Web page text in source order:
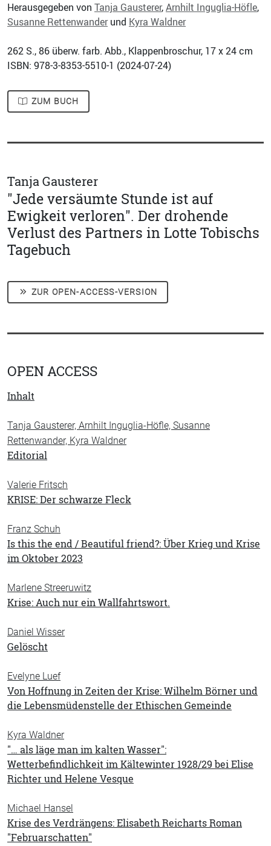
Herausgegeben von Tanja Gausterer,Arnhilt Inguglia-Höfle,
Susanne Rettenwanderund Kyra Waldner
262 S., 86 überw. farb. Abb., Klappenbroschur, 17 x 24 cm
ISBN: 978-3-8353-5510-1 (2024-07-24)
ZUM BUCH
Tanja Gausterer
"Jede versäumte Stunde ist auf
Ewigkeit verloren". Der drohende
Verlust des Partners in Lotte Tobischs
Tagebuch
ZUR OPEN-ACCESS-VERSION
OPEN ACCESS
Inhalt
Tanja Gausterer, Arnhilt Inguglia-Höfle, Susanne
Rettenwander, Kyra Waldner
Editorial
Valerie Fritsch
KRISE: Der schwarze Fleck
Franz Schuh
Is this the end / Beautiful friend?: Über Krieg und Krise
im Oktober 2023
Marlene Streeruwitz
Krise: Auch nur ein Wallfahrtswort.
Daniel Wisser
Gelöscht
Evelyne Luef
Von Hoffnung in Zeiten der Krise: Wilhelm Börner und
die Lebensmüdenstelle der Ethischen Gemeinde
Kyra Waldner
"… als läge man im kalten Wasser":
Wetterbefindlichkeit im Kältewinter 1928/29 bei Elise
Richter und Helene Vesque
Michael Hansel
Krise des Verdrängens: Elisabeth Reicharts Roman
"Februarschatten"